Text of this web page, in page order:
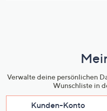
Verwalte deine persönlichen
Wunschliste in
Kunden-Konto